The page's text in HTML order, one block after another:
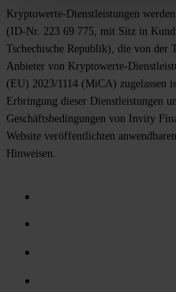
Kryptowerte-Dienstleistungen
(ID-Nr. 223 69 775, mit Sitz in
Tschechische Republik), die von der
Anbieter von Kryptowerte-
(EU) 2023/1114 (MiCA) zugelassen
Erbringung dieser Dienstleistungen
Geschäftsbedingungen von Invity
Website veröffentlichten
Hinweisen.